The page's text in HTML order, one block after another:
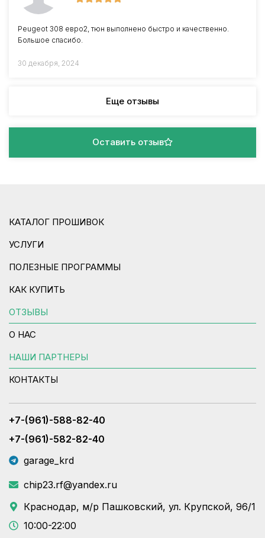
Peugeot 308 евро2, тюн выполнено быстро и качественно.
Большое спасибо.
30 декабря, 2024
Еще отзывы
Оставить отзыв
КАТАЛОГ ПРОШИВОК
УСЛУГИ
ПОЛЕЗНЫЕ ПРОГРАММЫ
КАК КУПИТЬ
ОТЗЫВЫ
О НАС
НАШИ ПАРТНЕРЫ
КОНТАКТЫ
+7-(961)-588-82-40
+7-(961)-582-82-40
garage_krd
chip23.rf@yandex.ru
Краснодар, м/р Пашковский, ул. Крупской, 96/1
10:00-22:00